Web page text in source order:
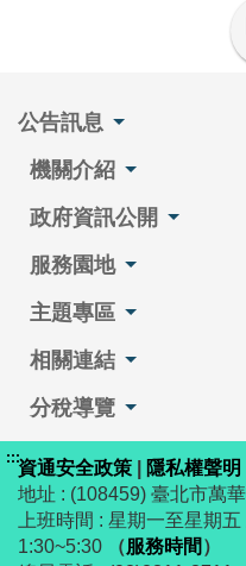
公告訊息
機關介紹
政府資訊公開
服務園地
主題專區
相關連結
分稅導覽
:::資通安全政策 隱私權聲明
地址 : (108459) 臺北市萬
上班時間 : 星期一至星期
1:30~5:30
（服務時間 ）